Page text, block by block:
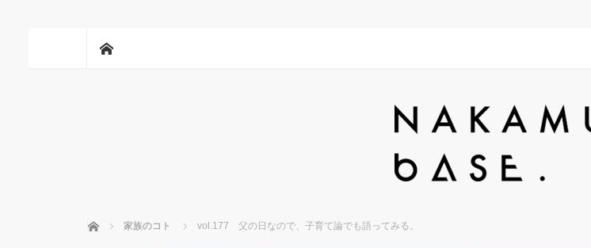
ホーム 家族のコト vol.177 父の日なので、子育て論でも語ってみる。